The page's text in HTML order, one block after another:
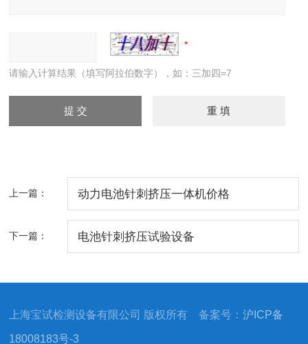
请输入计算结果（填写阿拉伯数字），如：三加四=7
上一篇： 动力电池针刺挤压一体机价格
下一篇： 电池针刺挤压试验设备
上海宝试检测设备有限公司 版权所有 备案号：沪ICP备
18008183号-3